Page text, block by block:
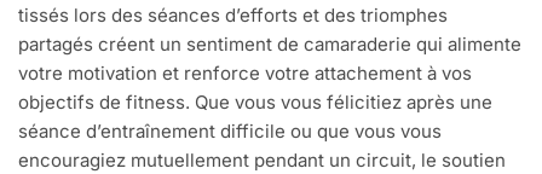
tissés lors des séances d’efforts et des triomphes
partagés créent un sentiment de camaraderie qui alimente
votre motivation et renforce votre attachement à vos
objectifs de fitness. Que vous vous félicitiez après une
séance d’entraînement difficile ou que vous vous
encouragiez mutuellement pendant un circuit, le soutien